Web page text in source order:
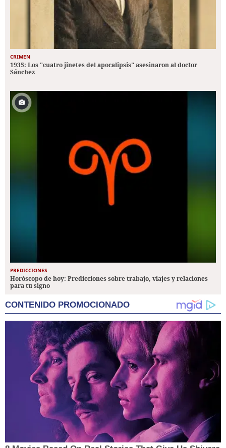
CRIMEN
1935: Los "cuatro jinetes del apocalipsis" asesinaron al doctor
Sánchez
PREDICCIONES
Horóscopo de hoy: Predicciones sobre trabajo, viajes y relaciones
para tu signo
CONTENIDO PROMOCIONADO